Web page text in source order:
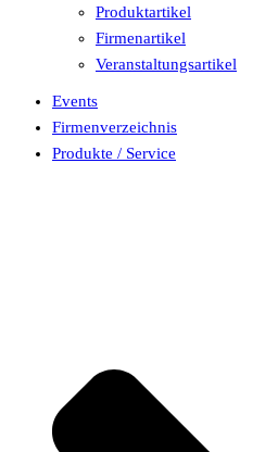
Produktartikel
Firmenartikel
Veranstaltungsartikel
Events
Firmenverzeichnis
Produkte / Service